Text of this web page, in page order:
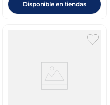
Disponible en tiendas